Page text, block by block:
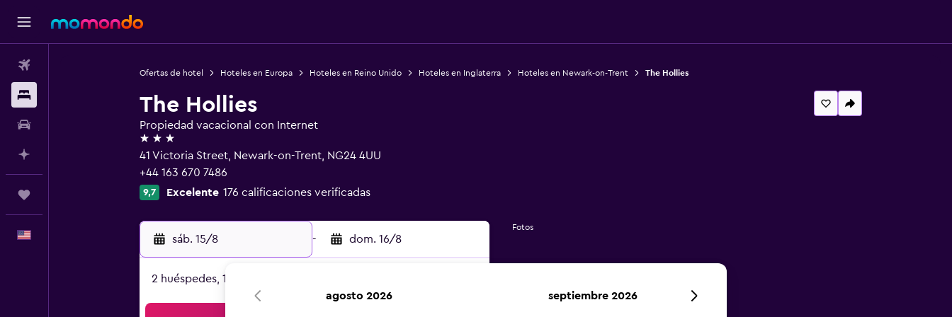
Ofertas de hotel Hoteles en Europa Hoteles en Reino Unido Hoteles en Inglaterra Hoteles en Newark-on-Trent The Hollies
The Hollies
Propiedad vacacional con Internet
3 estrellas
41 Victoria Street, Newark-on-Trent, NG24 4UU
+44 163 670 7486
9,7 Excelente 176 calificaciones verificadas
sáb. 15/8 - dom. 16/8
2 huéspedes, 1 habitación
Fotos
agosto 2026 septiembre 2026